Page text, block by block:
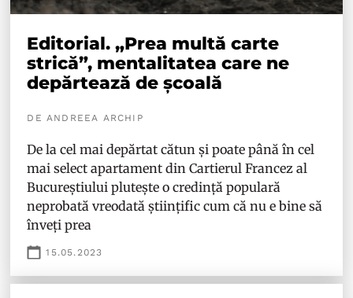
Editorial. „Prea multă carte
strică”, mentalitatea care ne
depărtează de școală
DE ANDREEA ARCHIP
De la cel mai depărtat cătun și poate până în cel
mai select apartament din Cartierul Francez al
Bucureștiului plutește o credință populară
neprobată vreodată științific cum că nu e bine să
înveți prea
15.05.2023